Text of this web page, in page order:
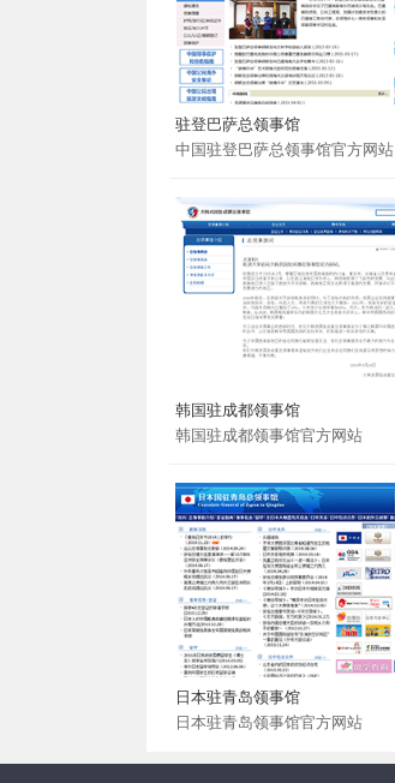
驻登巴萨总领事馆
中国驻登巴萨总领事馆官方网站
韩国驻成都领事馆
韩国驻成都领事馆官方网站
日本驻青岛领事馆
日本驻青岛领事馆官方网站